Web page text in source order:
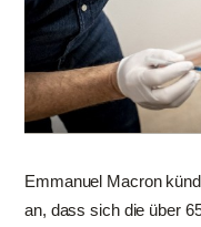
Emmanuel Macron
an, dass sich die über